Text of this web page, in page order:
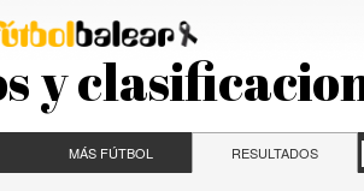
y
MÁS FÚTBOL RESULTADOS